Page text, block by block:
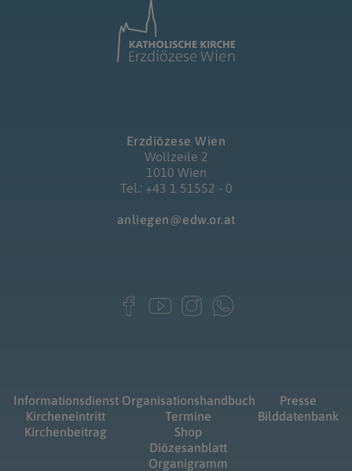
Erzdiözese Wien
Wollzeile 2
1010 Wien
Tel.: +43 1 51552 - 0
anliegen@edw.or.at
Informationsdienst
Kircheneintritt
Kirchenbeitrag
Organisationshandbuch
Termine
Shop
Diözesanblatt
Organigramm
Presse
Bilddatenbank